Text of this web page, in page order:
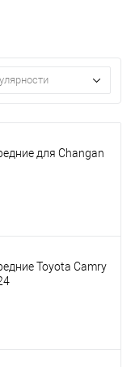
для Changan
Toyota Camry